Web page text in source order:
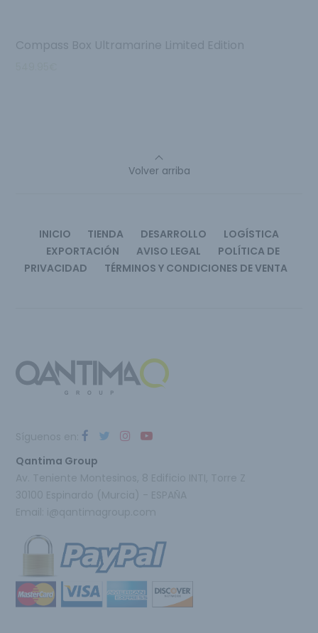
Compass Box Ultramarine Limited Edition
Volver arriba
INICIO TIENDA DESARROLLO
LOGÍSTICA
EXPORTACIÓN
AVISO LEGAL
POLÍTICA DE
PRIVACIDAD
TÉRMINOS Y CONDICIONES DE VENTA
Qantima Group